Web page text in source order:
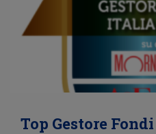
Top Gestore